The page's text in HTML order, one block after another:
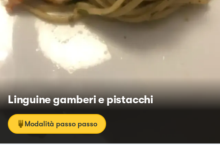
Linguine gamberi e pistacchi
Modalità passo passo